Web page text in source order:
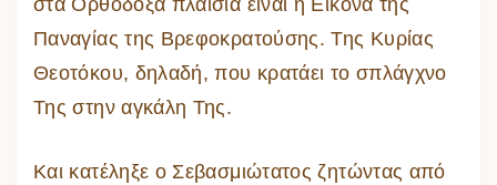
στα Ορθόδοξα πλαίσια είναι η Εικόνα της
Παναγίας της Βρεφοκρατούσης. Της Κυρίας
Θεοτόκου, δηλαδή, που κρατάει το σπλάγχνο
Της στην αγκάλη Της.
Και κατέληξε ο Σεβασμιώτατος ζητώντας από